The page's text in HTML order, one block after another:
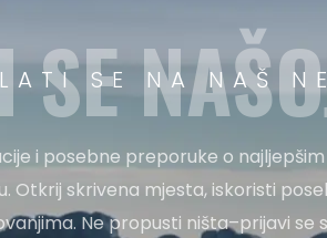
SE NA NAŠ
i posebne preporuke o
Otkrij skrivena mjesta, iskoristi
Ne propusti ništa–prijavi se